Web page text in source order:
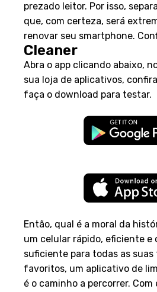
prezado leitor. Por isso,
que, com certeza, será
renovar seu smartphone.
Cleaner
Abra o app clicando abaixo,
sua loja de aplicativos,
faça o download para testar.
Então, qual é a moral da
um celular rápido, eficiente e
suficiente para todas as
favoritos, um aplicativo de
é o caminho a percorrer. Com